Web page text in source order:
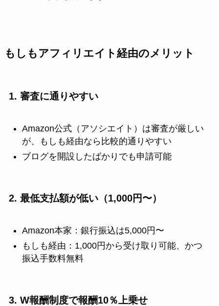
もしもアフィリエイト経由のメリット
1. 審査に通りやすい
Amazon公式（アソシエイト）は審査が厳しい
が、もしも経由なら比較的通りやすい
ブログを開設したばかりでも申請可能
2. 最低支払額が低い（1,000円〜）
Amazon本家：銀行振込は5,000円〜
もしも経由：1,000円から受け取り可能、かつ
振込手数料無料
3. W報酬制度で報酬10％上乗せ